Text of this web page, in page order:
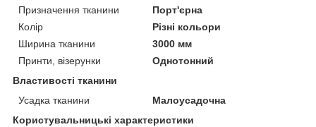
Призначення тканини
Порт'єрна
Колір
Різні кольори
Ширина тканини
3000 мм
Принти, візерунки
Однотонний
Властивості тканини
Усадка тканини
Малоусадочна
Користувальницькі характеристики